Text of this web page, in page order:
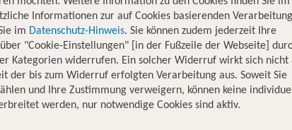
Hotelinformationen Lage Bewertungen
Informationen zur auf Cookies basierenden
im Datenschutz-Hinweis. Sie können zudem jederzeit Ihre
"Cookie-Einstellungen" [in der Fußzeile der Webseite]
Kategorien widerrufen. Ein solcher Widerruf wirkt sich nicht
der bis zum Widerruf erfolgten Verarbeitung aus. Soweit Sie
und Ihre Zustimmung verweigern, können keine
werden, nur notwendige Cookies sind aktiv.